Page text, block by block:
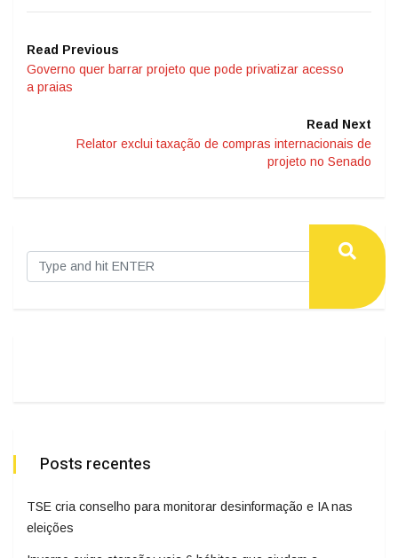
Read Previous
Governo quer barrar projeto que pode privatizar acesso
a praias
Read Next
Relator exclui taxação de compras internacionais de
projeto no Senado
Posts recentes
TSE cria conselho para monitorar desinformação e IA nas
eleições